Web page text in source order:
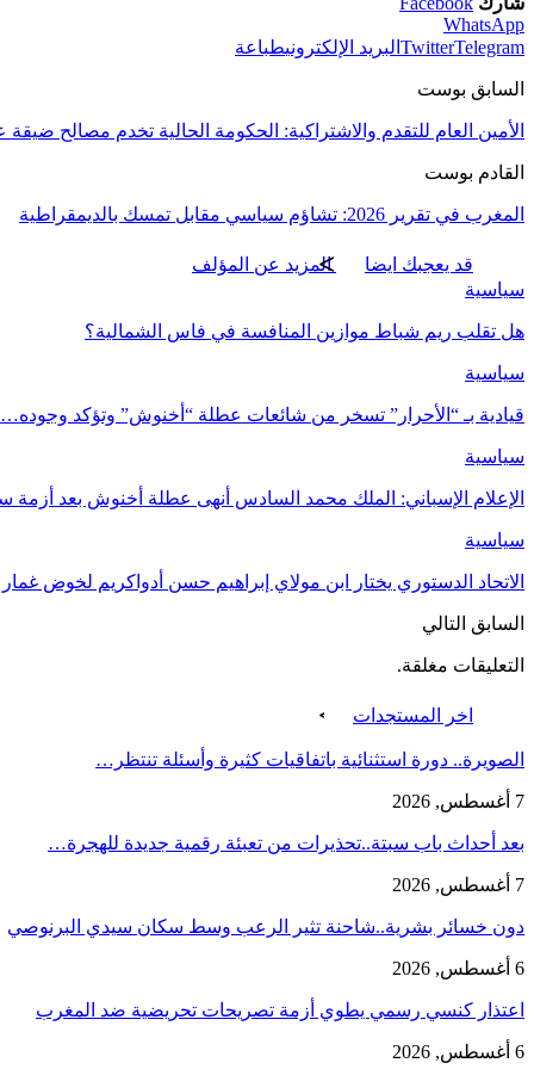
WhatsApp
TwitterTelegram البريد الإلكترونيطباعة
السابق بوست
الأمين العام للتقدم والاشتراكية: الحكومة الحالية تخدم مصالح
القادم بوست
المغرب في تقرير 2026: تشاؤم سياسي مقابل تمسك بالديمقراطية
قد يعجبك ايضا
المزيد عن المؤلف
سياسية
هل تقلب ريم شباط موازين المنافسة في فاس الشمالية؟
سياسية
قيادية بـ “الأحرار” تسخر من شائعات عطلة “أخنوش” وتؤكد وجوده…
سياسية
الإعلام الإسباني: الملك محمد السادس أنهى عطلة أخنوش بعد أزمة
سياسية
الاتحاد الدستوري يختار ابن مولاي إبراهيم حسن أدواكريم لخوض غمار
السابق التالي
التعليقات مغلقة.
اخر المستجدات
الصويرة.. دورة استثنائية باتفاقيات كثيرة وأسئلة تنتظر…
7 أغسطس, 2026
بعد أحداث باب سبتة..تحذيرات من تعبئة رقمية جديدة للهجرة…
7 أغسطس, 2026
دون خسائر بشرية..شاحنة تثير الرعب وسط سكان سيدي البرنوصي
6 أغسطس, 2026
اعتذار كنسي رسمي يطوي أزمة تصريحات تحريضية ضد المغرب
6 أغسطس, 2026